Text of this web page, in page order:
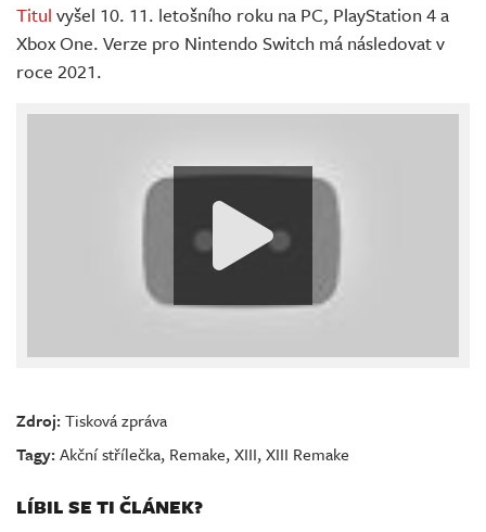
Titul vyšel 10. 11. letošního roku na PC, PlayStation 4 a
Xbox One. Verze pro Nintendo Switch má následovat v
roce 2021.
Zdroj:Tisková zpráva
Tagy:Akční střílečka, Remake,XIII,XIII Remake
LÍBIL SE TI ČLÁNEK?